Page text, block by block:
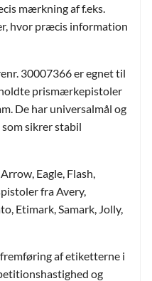
mærkning af f.eks.
hvor præcis information
30007366 er egnet til
prismærkepistoler
De har universalmål og
sikrer stabil
Eagle, Flash,
fra Avery,
Etimark, Samark, Jolly,
af etiketterne i
og